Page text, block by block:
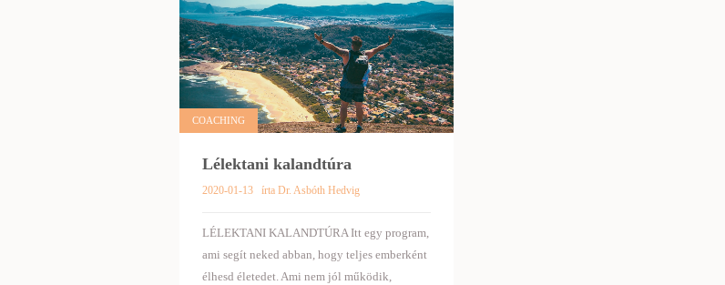
COACHING
Lélektani kalandtúra
2020-01-13 írta Dr. Asbóth Hedvig
LÉLEKTANI KALANDTÚRA Itt egy program,
ami segít neked abban, hogy teljes emberként
élhesd életedet. Ami nem jól működik,